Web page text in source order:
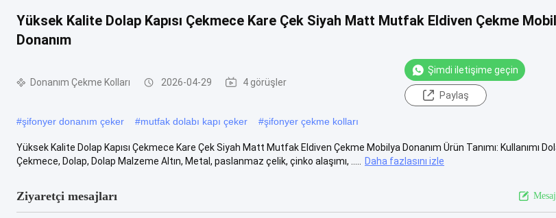
Yüksek Kalite Dolap Kapısı Çekmece Kare Çek Siyah Matt Mutfak Eldiven Çekme
Donanım
Donanım Çekme Kolları 2026-04-29 4 görüşler
Şimdi iletişime geçin
Paylaş
#şifonyer donanım çeker #mutfak dolabı kapı çeker #şifonyer çekme kolları
Yüksek Kalite Dolap Kapısı Çekmece Kare Çek Siyah Matt Mutfak Eldiven Çekme Mobilya Donanım Ürün Tanımı: Kullanımı
Çekmece, Dolap, Dolap Malzeme Altın, Metal, paslanmaz çelik, çinko alaşımı, .....
Daha fazlasını izle
Ziyaretçi mesajları